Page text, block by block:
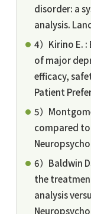
disorder: a
analysis.
4）Kirino E.
of major
efficacy,
Patient
5）
compared
6）Baldwin
the
analysis